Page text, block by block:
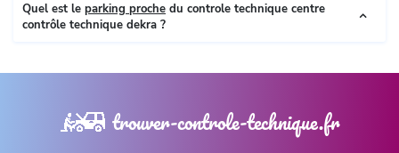
Quel est le parking proche du controle technique centre
contrôle technique dekra ?
trouver-controle-technique.fr